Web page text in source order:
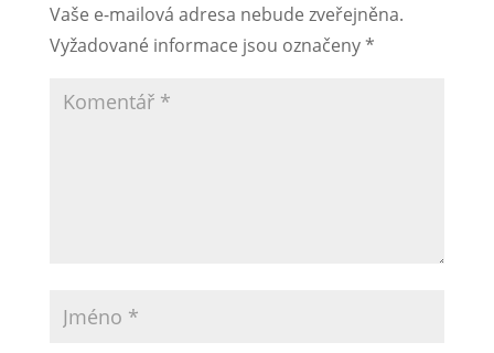
Vaše e-mailová adresa nebude zveřejněna.
Vyžadované informace jsou označeny*